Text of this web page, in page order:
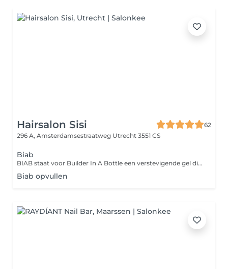
Hairsalon Sisi
62
296 A, Amsterdamsestraatweg Utrecht 3551 CS
Biab
BIAB staat voor Builder In A Bottle een verstevigende gel die op de natuurlijke nagel wordt aangebracht. Deze behandeling is ideaal voor wie zijn natuurlijke nagels wil laten groeien en versterken, zonder gebruik te maken van acryl of traditionele gelnagels. Tijdens de behandeling wordt de nagel voorbereid, de BIAB gel in laagjes aangebracht en uitgehard onder een UV/LED-lamp. De nagels krijgen zo een mooie, natuurlijke look met extra stevigheid.
Biab opvullen